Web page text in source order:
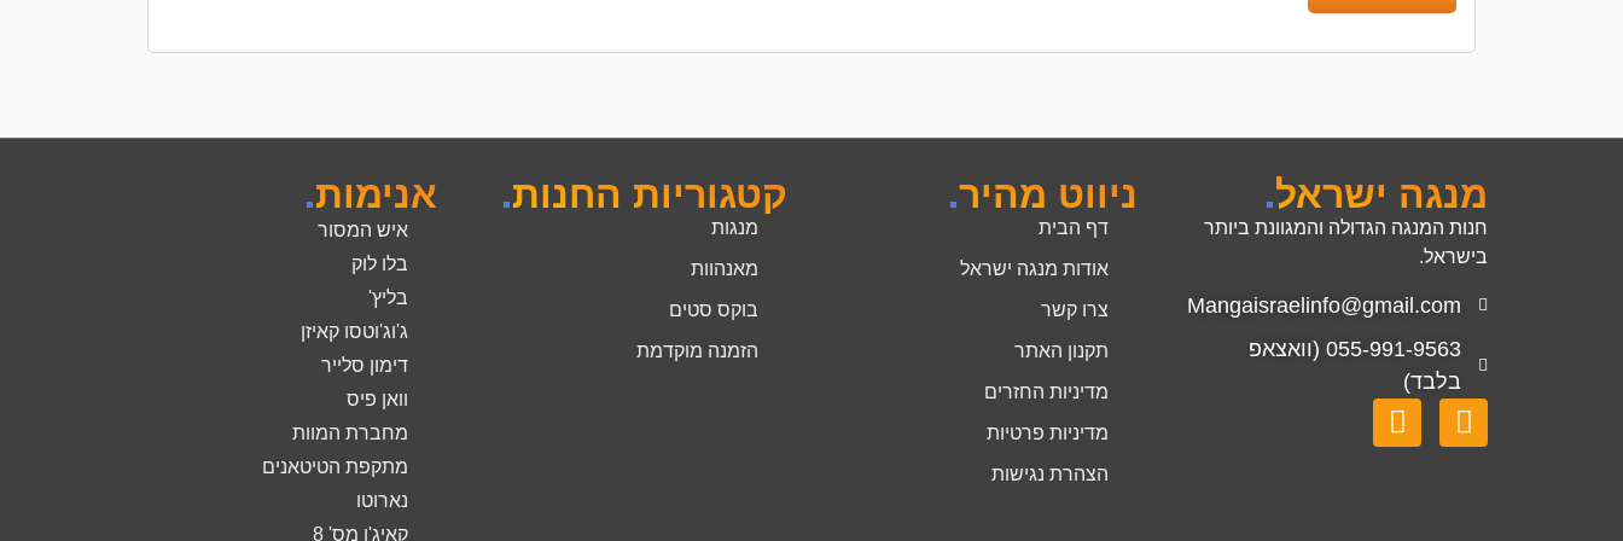
מנגה ישראל.
חנות המנגה הגדולה והמגוונת ביותר
בישראל.
Mangaisraelinfo@gmail.com
055-991-9563 (וואצאפ
בלבד)
ניווט מהיר.
דף הבית
אודות מנגה ישראל
צרו קשר
תקנון האתר
מדיניות החזרים
מדיניות פרטיות
הצהרת נגישות
קטגוריות החנות.
מנגות
מאנהוות
בוקס סטים
הזמנה מוקדמת
אנימות.
איש המסור
בלו לוק
בליץ'
ג'וג'וטסו קאיזן
דימון סלייר
וואן פיס
מחברת המוות
מתקפת הטיטאנים
נארוטו
קאיג'ו מס' 8